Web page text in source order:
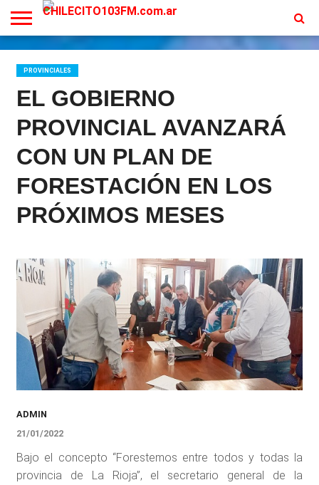
INICIO
EN
VIVO
PROGRAMACION
CONTACTO
PROVINCIALES
EL GOBIERNO
PROVINCIAL AVANZARÁ
CON UN PLAN DE
FORESTACIÓN EN LOS
PRÓXIMOS MESES
ADMIN
21/01/2022
Bajo el concepto “Forestemos entre todos y todas la
provincia de La Rioja”, el secretario general de la